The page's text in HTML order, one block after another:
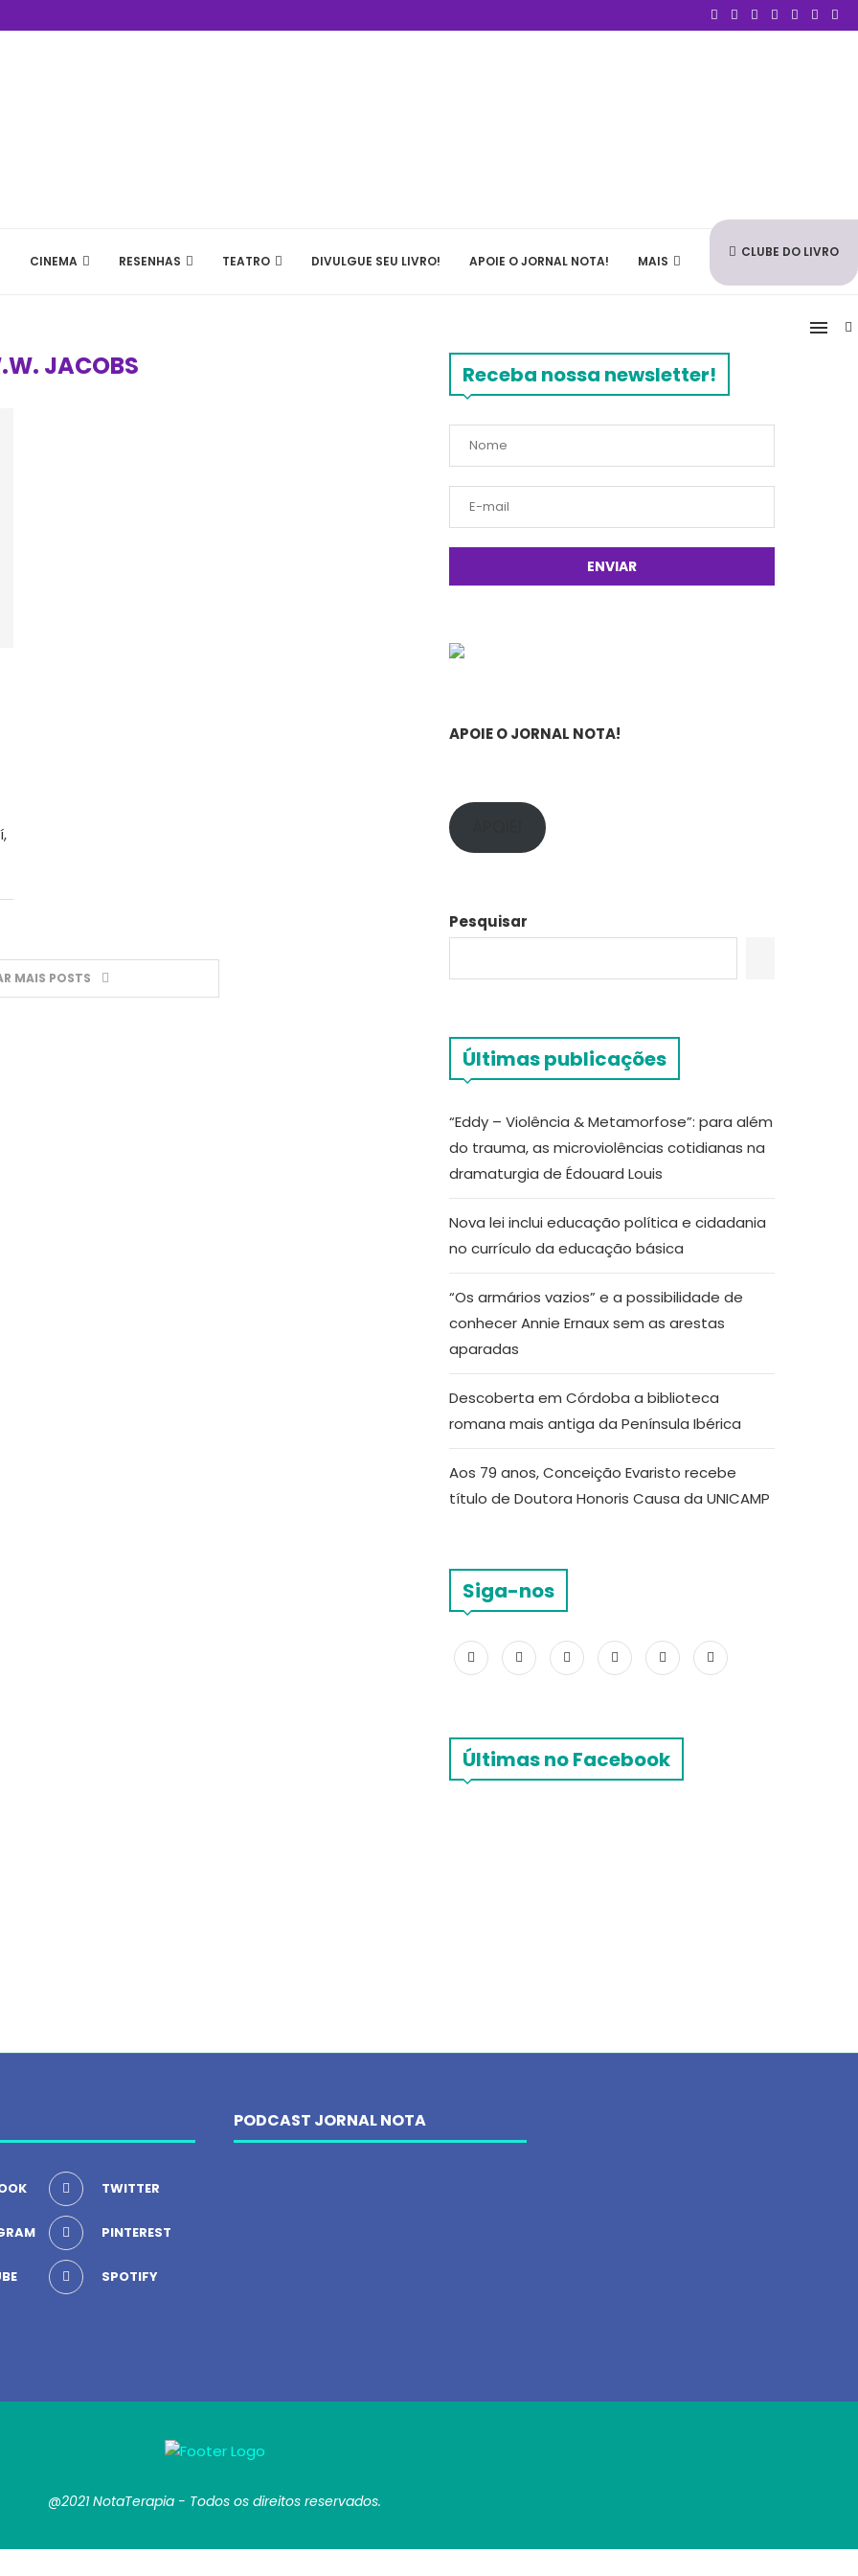
CINEMA RESENHAS TEATRO DIVULGUE SEU LIVRO! APOIE O JORNAL NOTA! MAIS
CLUBE DO LIVRO
JACOBS
MAIS POSTS
Receba nossa newsletter!
APOIE O JORNAL NOTA!
Pesquisar
Últimas publicações
“Eddy – Violência & Metamorfose”: para além
do trauma, as microviolências cotidianas na
dramaturgia de Édouard Louis
Nova lei inclui educação política e cidadania
no currículo da educação básica
“Os armários vazios” e a possibilidade de
conhecer Annie Ernaux sem as arestas
aparadas
Descoberta em Córdoba a biblioteca
romana mais antiga da Península Ibérica
Aos 79 anos, Conceição Evaristo recebe
título de Doutora Honoris Causa da UNICAMP
Siga-nos
Últimas no Facebook
TWITTER
PINTEREST
SPOTIFY
PODCAST JORNAL NOTA
@2021 NotaTerapia - Todos os direitos reservados.